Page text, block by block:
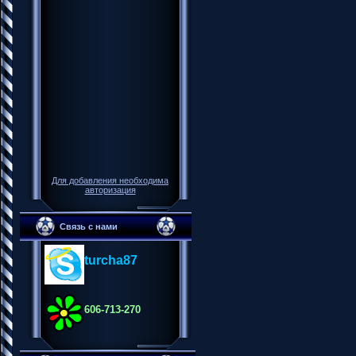
Для добавления необходима
авторизация
Связь с нами
turcha87
606-713-270